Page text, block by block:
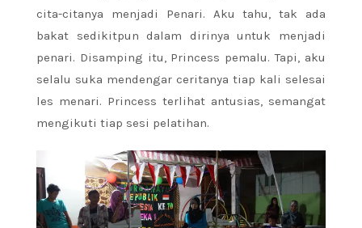
cita-citanya menjadi Penari. Aku tahu, tak ada
bakat sedikitpun dalam dirinya untuk menjadi
penari. Disamping itu, Princess pemalu. Tapi, aku
selalu suka mendengar ceritanya tiap kali selesai
les menari. Princess terlihat antusias, semangat
mengikuti tiap sesi pelatihan.